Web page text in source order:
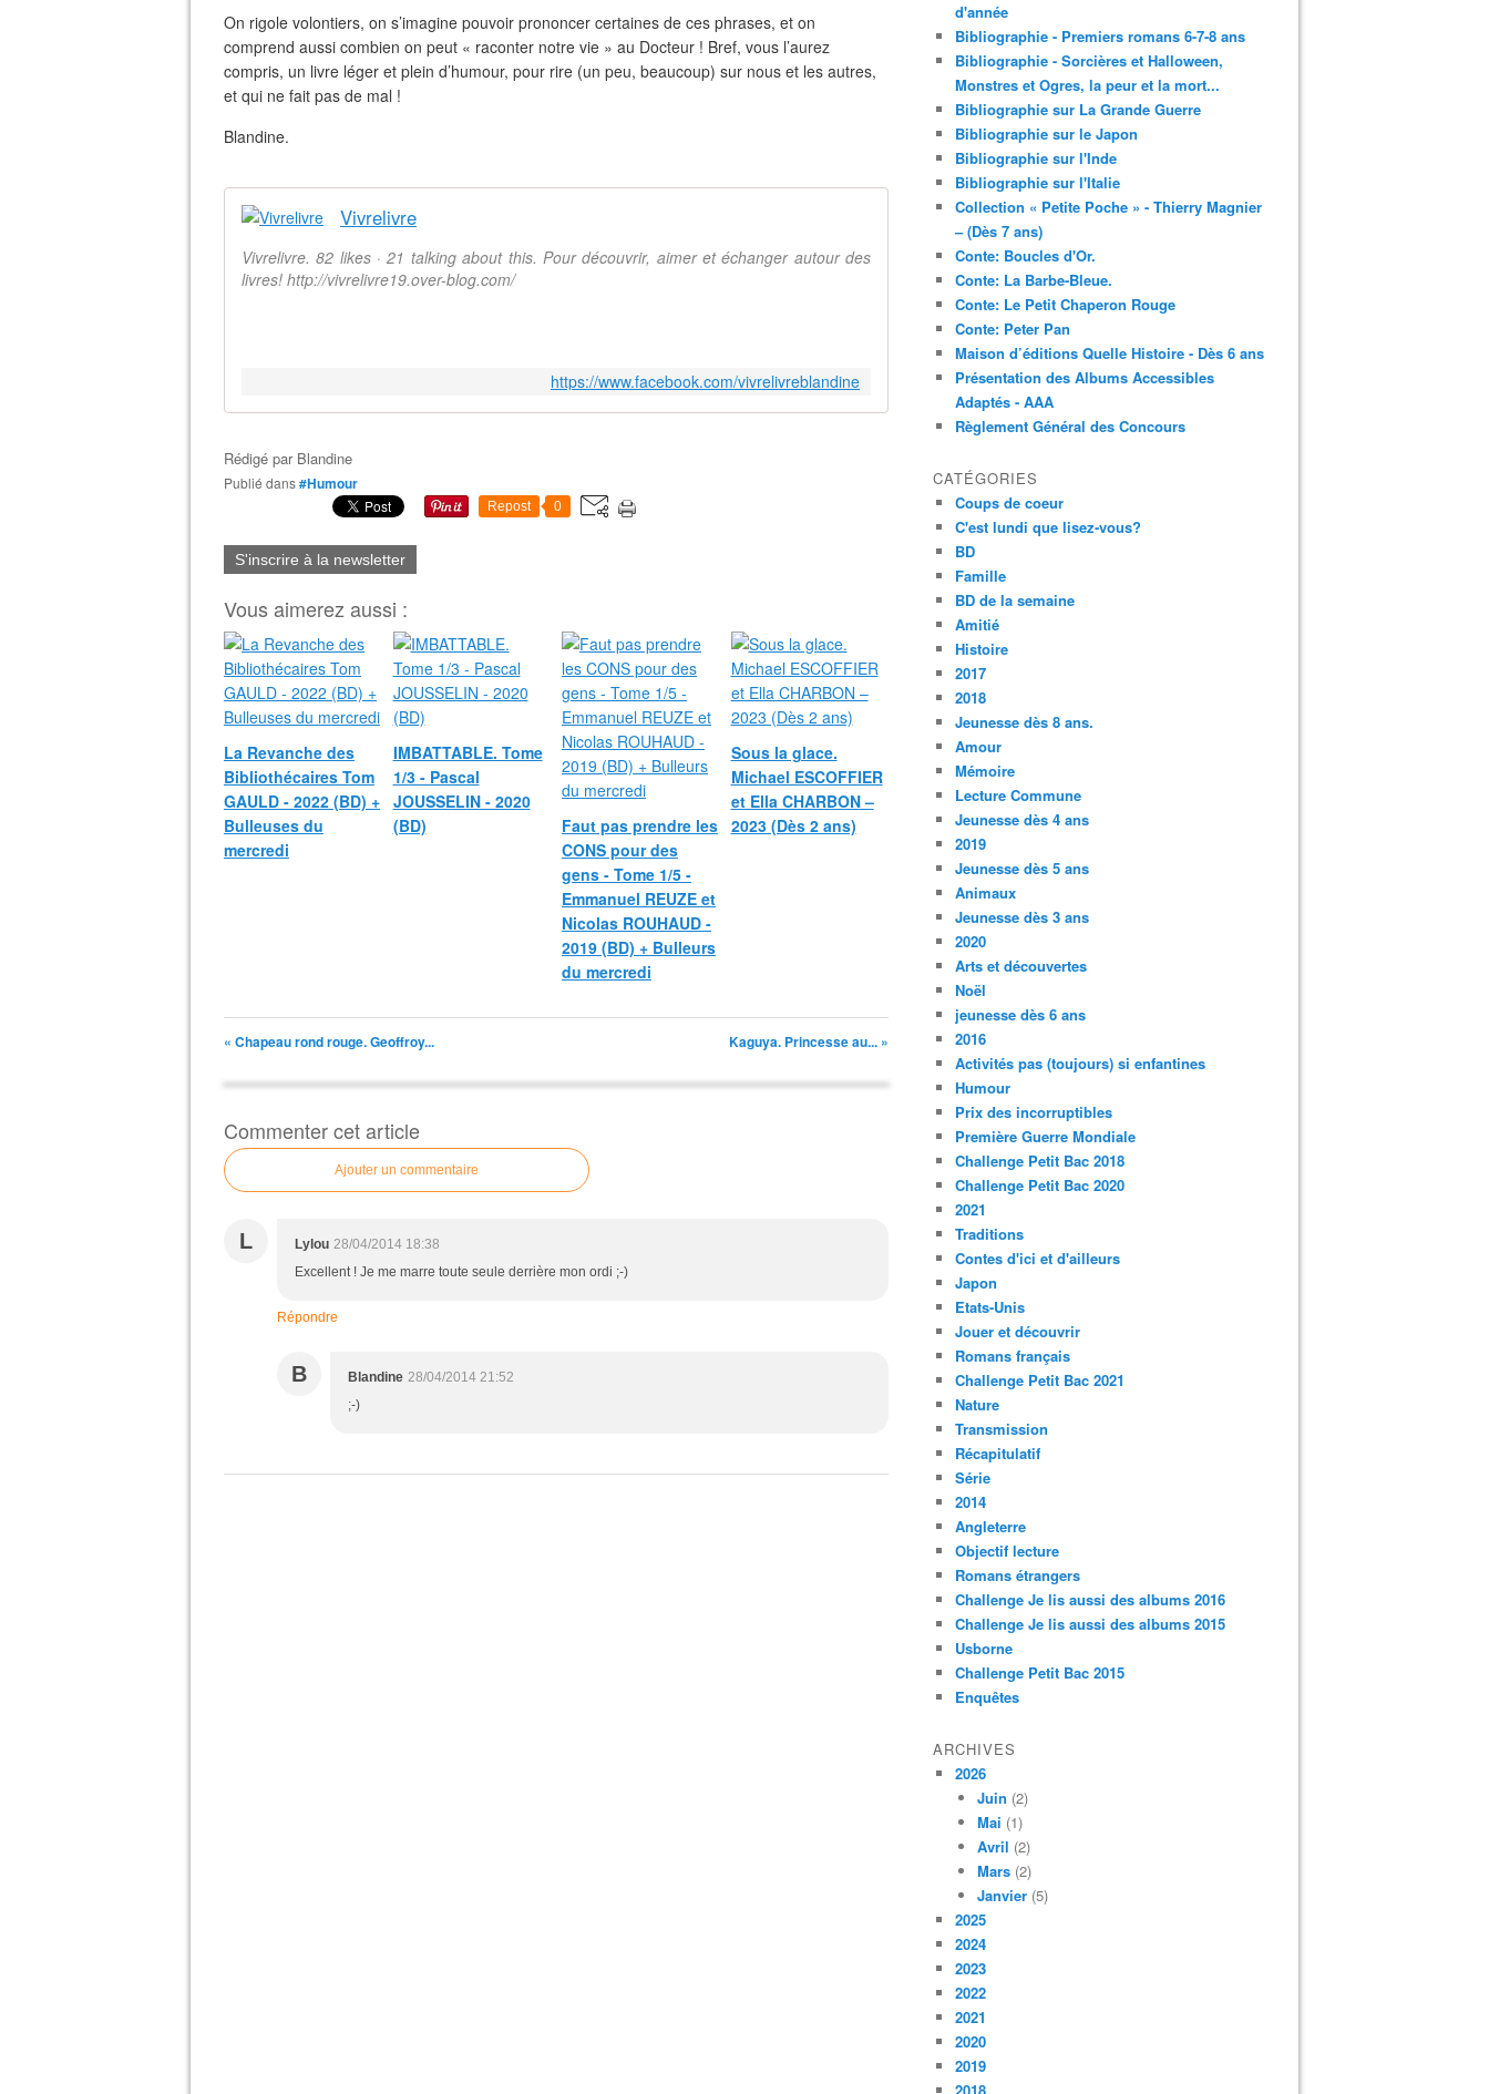
On rigole volontiers, on s’imagine pouvoir prononcer certaines de ces phrases, et on
comprend aussi combien on peut « raconter notre vie » au Docteur ! Bref, vous l’aurez
compris, un livre léger et plein d’humour, pour rire (un peu, beaucoup) sur nous et les autres,
et qui ne fait pas de mal !
Blandine.
Vivrelivre
Vivrelivre. 82 likes · 21 talking about this. Pour découvrir, aimer et échanger autour des
livres! http://vivrelivre19.over-blog.com/
https://www.facebook.com/vivrelivreblandine
Rédigé par Blandine
Publié dans#Humour
Repost 0
S'inscrire à la newsletter
Vous aimerez aussi :
La Revanche des
Bibliothécaires Tom
GAULD - 2022 (BD) +
Bulleuses du
mercredi
IMBATTABLE. Tome
1/3 - Pascal
JOUSSELIN - 2020
(BD)
Faut pas prendre les
CONS pour des
gens - Tome 1/5 -
Emmanuel REUZE et
Nicolas ROUHAUD -
2019 (BD) + Bulleurs
du mercredi
Sous la glace.
Michael ESCOFFIER
et Ella CHARBON –
2023 (Dès 2 ans)
« Chapeau rond rouge. Geoffroy... Kaguya. Princesse au... »
Commenter cet article
Ajouter un commentaire
L Lylou 28/04/2014 18:38
Excellent ! Je me marre toute seule derrière mon ordi ;-)
Répondre
B Blandine 28/04/2014 21:52
;-)
d'année
Bibliographie - Premiers romans 6-7-8 ans
Bibliographie - Sorcières et Halloween,
Monstres et Ogres, la peur et la mort...
Bibliographie sur La Grande Guerre
Bibliographie sur le Japon
Bibliographie sur l'Inde
Bibliographie sur l'Italie
Collection « Petite Poche » - Thierry Magnier
– (Dès 7 ans)
Conte: Boucles d'Or.
Conte: La Barbe-Bleue.
Conte: Le Petit Chaperon Rouge
Conte: Peter Pan
Maison d’éditions Quelle Histoire - Dès 6 ans
Présentation des Albums Accessibles
Adaptés - AAA
Règlement Général des Concours
CATÉGORIES
Coups de coeur
C'est lundi que lisez-vous?
BD
Famille
BD de la semaine
Amitié
Histoire
2017
2018
Jeunesse dès 8 ans.
Amour
Mémoire
Lecture Commune
Jeunesse dès 4 ans
2019
Jeunesse dès 5 ans
Animaux
Jeunesse dès 3 ans
2020
Arts et découvertes
Noël
jeunesse dès 6 ans
2016
Activités pas (toujours) si enfantines
Humour
Prix des incorruptibles
Première Guerre Mondiale
Challenge Petit Bac 2018
Challenge Petit Bac 2020
2021
Traditions
Contes d'ici et d'ailleurs
Japon
Etats-Unis
Jouer et découvrir
Romans français
Challenge Petit Bac 2021
Nature
Transmission
Récapitulatif
Série
2014
Angleterre
Objectif lecture
Romans étrangers
Challenge Je lis aussi des albums 2016
Challenge Je lis aussi des albums 2015
Usborne
Challenge Petit Bac 2015
Enquêtes
ARCHIVES
2026
Juin (2)
Mai (1)
Avril (2)
Mars (2)
Janvier (5)
2025
2024
2023
2022
2021
2020
2019